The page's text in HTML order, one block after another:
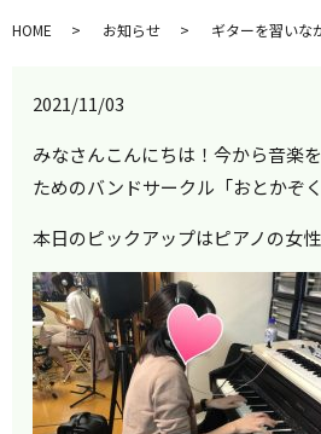
HOME お知らせ ギターを習いな
2021/11/03
みなさんこんにちは！今から音楽
ためのバンドサークル「おとかぞ
本日のピックアップはピアノの女性